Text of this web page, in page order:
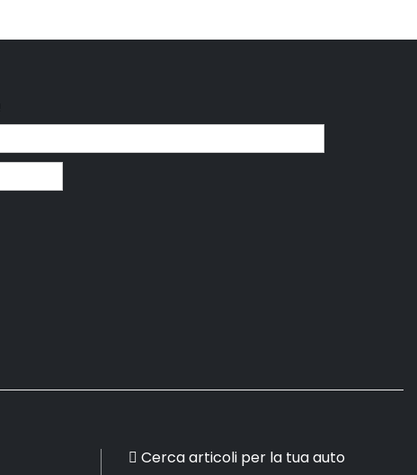
Cerca articoli per la tua auto